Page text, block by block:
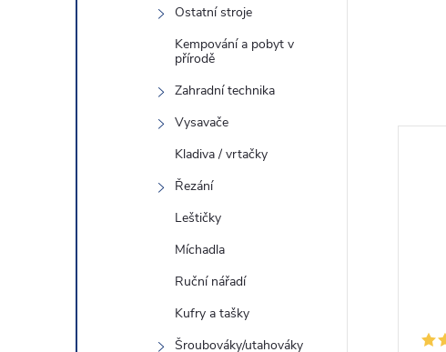
Ostatní stroje
Kempování a pobyt v
přírodě
Zahradní technika
Vysavače
Kladiva / vrtačky
Řezání
Leštičky
Míchadla
Ruční nářadí
Kufry a tašky
Šroubováky/utahováky